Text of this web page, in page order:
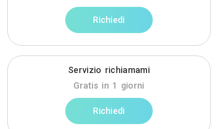
Richiedi
Servizio richiamami
Gratis in 1 giorni
Richiedi